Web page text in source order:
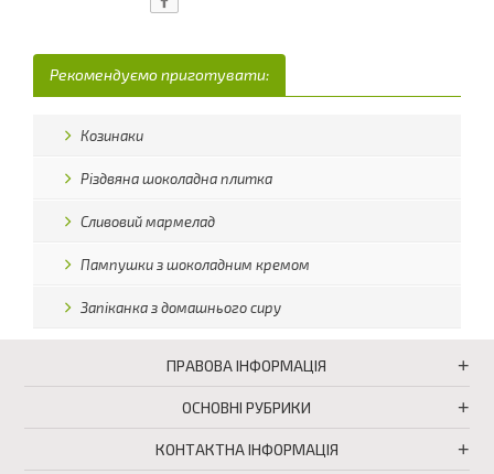
Рекомендуємо приготувати:
Козинаки
Різдвяна шоколадна плитка
Сливовий мармелад
Пампушки з шоколадним кремом
Запіканка з домашнього сиру
ПРАВОВА ІНФОРМАЦІЯ
ОСНОВНІ РУБРИКИ
КОНТАКТНА ІНФОРМАЦІЯ